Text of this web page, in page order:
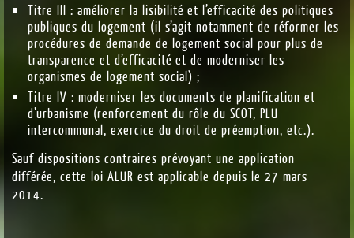
Titre III : améliorer la lisibilité et l’efficacité des politiques
publiques du logement (il s’agit notamment de réformer les
procédures de demande de logement social pour plus de
transparence et d’efficacité et de moderniser les
organismes de logement social) ;
Titre IV : moderniser les documents de planification et
d’urbanisme (renforcement du rôle du SCOT, PLU
intercommunal, exercice du droit de préemption, etc.).
Sauf dispositions contraires prévoyant une application
différée, cette loi ALUR est applicable depuis le 27 mars
2014.